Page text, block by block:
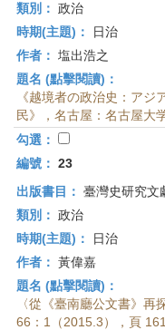
類別： 政治
時期(主題)：
日治
作者： 塩出浩之
題名 (點擊閱讀)：
《越境者の政治史：ア
民》，名古屋：名古屋大
勾選：
編號： 23
出版書目： 臺灣史研究文
類別： 政治
時期(主題)：
日治
作者： 黃偉嘉
題名 (點擊閱讀)：
〈從《臺南廳公文書》再
66：1（2015.3），頁